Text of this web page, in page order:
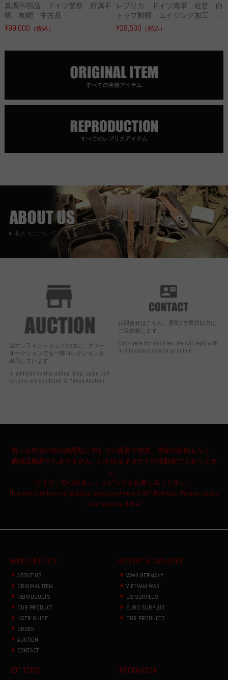
真贋不明品 ドイツ警察 所属不
明 制帽 中古品
¥99,000 （税込）
レプリカ ドイツ海軍 佐官 白
トップ制帽 エイジング加工 ...
¥28,500 （税込）
すべての実物アイテム
すべてのレプリカアイテム
私たちについて
当オンラインショップの他に、ヤフー
オークションでも一部コレクションを
出品しています。
In addition to this online shop, some coll
ections are exhibited at Yahoo Auction.
お問合せはこちら。原則3営業日以内に
ご返信致します。
Click here for inquiries. We will reply with
in 3 business days in principle.
我々は特定の政治的思想に対しての翼賛や賞賛、啓蒙の目的もなく、
政治活動家でもありません。いわゆるネオナチの活動家でもありませ
ん。
どうぞご安心頂きショッピングをお楽しみください。
This web site has not political policy and we are NOT Neo Nazi. Please do not
misunderstand that.
MAIN CONTENTS
ABOUT US
ORIGINAL ITEM
REPRODUCTS
OUR PRODUCT
USER GUIDE
ORDER
AUCTION
CONTACT
HISTORY & CATEGORY
WWII GERMANY
VIETNAM WAR
US SURPLUS
EURO SURPLUS
OUR PRODUCTS
HOT TOPIC INFORMATION